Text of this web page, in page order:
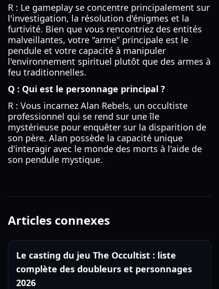
R : Le gameplay se concentre principalement sur
l'investigation, la résolution d'énigmes et la
furtivité. Bien que vous rencontriez des entités
malveillantes, votre "arme" principale est le
pendule et votre capacité à manipuler
l'environnement spirituel plutôt que des armes à
feu traditionnelles.
Q : Qui est le personnage principal ?
R : Vous incarnez Alan Rebels, un occultiste
professionnel qui se rend sur une île
mystérieuse pour enquêter sur la disparition de
son père. Alan possède la capacité unique
d'interagir avec le monde des morts à l'aide de
son pendule mystique.
Articles connexes
Le casting du jeu The Occultist : liste
complète des doubleurs et personnages
2026